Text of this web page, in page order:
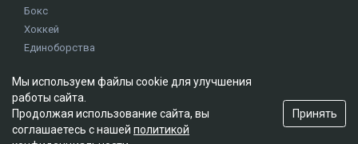
Бокс
Хоккей
Единоборства
Олимпиада
Редакция
Мы используем файлы cookie для улучшения
работы сайта.
Продолжая использование сайта, вы
соглашаетесь с нашей политикой
Принять